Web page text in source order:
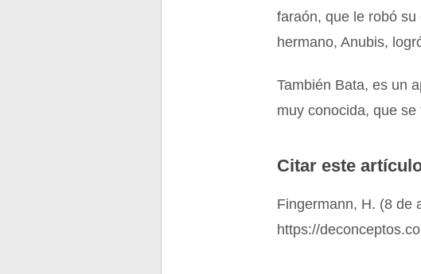
faraón, que le robó
hermano, Anubis,
También Bata, es un
muy conocida, que se
Citar este
Fingermann, H. (8 de
https://